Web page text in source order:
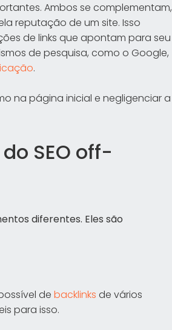
Ambos se complementam,
reputação de um site. Isso
de links que apontam para seu
de pesquisa, como o Google,
.
na página inicial e negligenciar a
SEO off-
diferentes. Eles são
de backlinks de vários
para isso.